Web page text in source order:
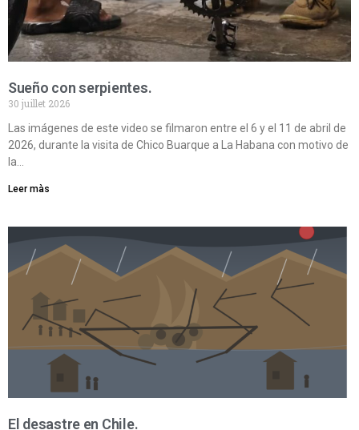
Sueño con serpientes.
30 juillet 2026
Las imágenes de este video se filmaron entre el 6 y el 11 de abril de
2026, durante la visita de Chico Buarque a La Habana con motivo de
la…
Leer màs
El desastre en Chile.